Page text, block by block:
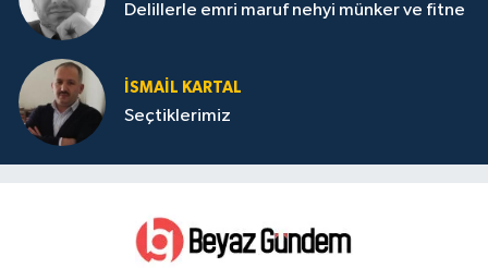
Delillerle emri maruf nehyi münker ve fitne
İSMAIL KARTAL
Seçtiklerimiz